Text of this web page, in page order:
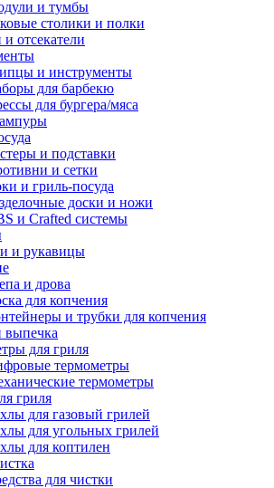
и тумбы
столики и полки
отсекатели
и инструменты
для барбекю
для бургера/мяса
и подставки
и сетки
и гриль-посуда
доски и ножи
и Crafted системы
и рукавицы
и дрова
для копчения
и трубки для копчения
для гриля
термометры
термометры
гриля
для газовый грилей
для угольных грилей
для коптилен
для чистки